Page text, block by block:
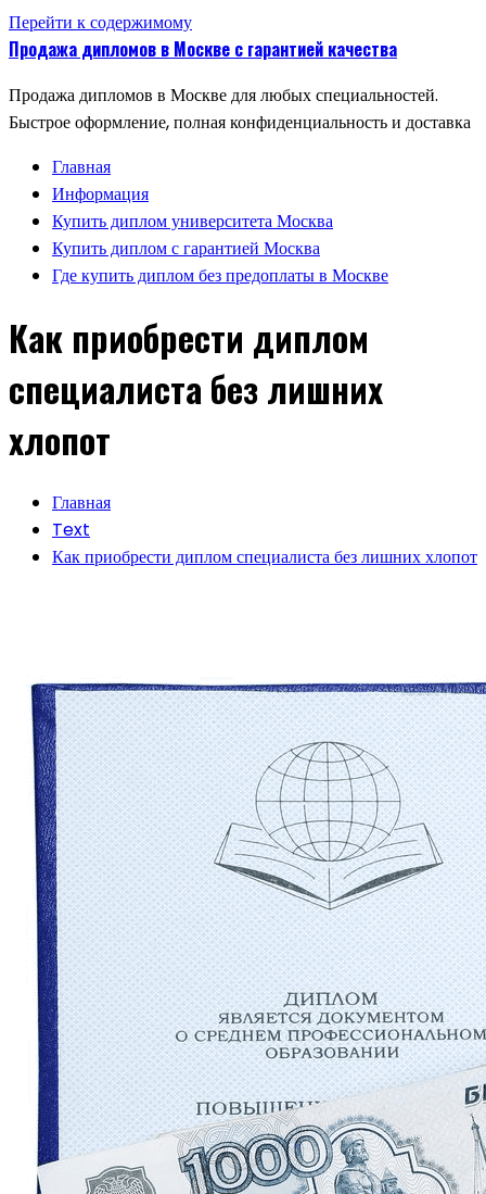
Перейти к содержимому
Продажа дипломов в Москве с гарантией качества
Продажа дипломов в Москве для любых специальностей.
Быстрое оформление, полная конфиденциальность и доставка
Главная
Информация
Купить диплом университета Москва
Купить диплом с гарантией Москва
Где купить диплом без предоплаты в Москве
Как приобрести диплом
специалиста без лишних
хлопот
Главная
Text
Как приобрести диплом специалиста без лишних хлопот